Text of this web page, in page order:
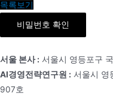
목록보기
비밀번호 확인
서울 본사 : 서울시 영등포구
AI경영전략연구원 : 서울시 영
907호